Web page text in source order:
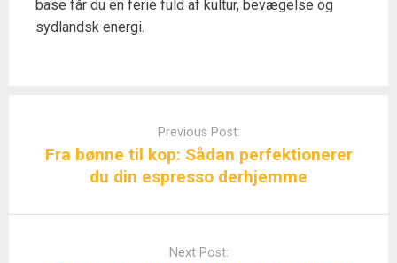
base får du en ferie fuld af kultur, bevægelse og
sydlandsk energi.
Previous Post:
Fra bønne til kop: Sådan perfektionerer
du din espresso derhjemme
Next Post: